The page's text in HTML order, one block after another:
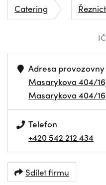
Catering
Adresa provozovny
Masarykova 404/
Masarykova 404/
Telefon
+420 542 212 434
Sdílet firmu